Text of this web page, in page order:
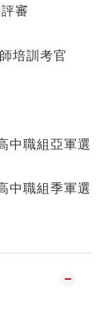
審
培訓考官
中職組亞軍選
中職組季軍選